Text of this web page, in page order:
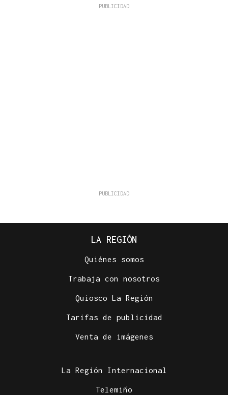
LA REGIÓN
Quiénes somos
Trabaja con nosotros
Quiosco La Región
Tarifas de publicidad
Venta de imágenes
La Región Internacional
Telemiño